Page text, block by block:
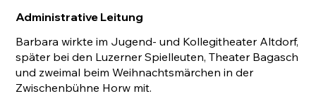
Administrative Leitung
Barbara wirkte im Jugend- und Kollegitheater Altdorf,
später bei den Luzerner Spielleuten, Theater Bagasch
und zweimal beim Weihnachtsmärchen in der
Zwischenbühne Horw mit.